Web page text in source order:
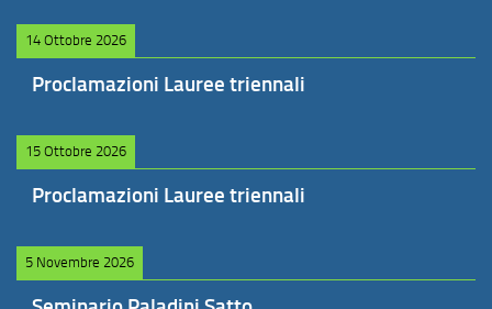
14 Ottobre 2026
Proclamazioni Lauree triennali
15 Ottobre 2026
Proclamazioni Lauree triennali
5 Novembre 2026